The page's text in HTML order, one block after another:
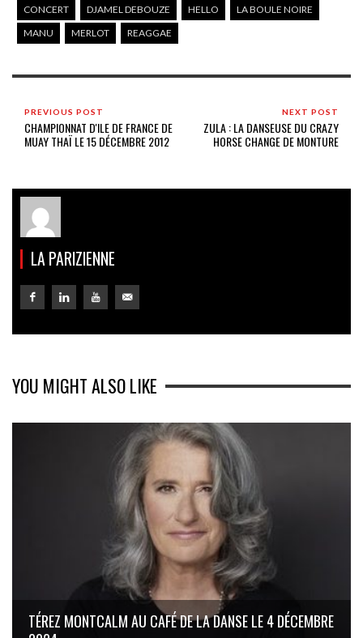
CONCERT DJAMEL DEBOUZE HELLO
LA BOULE NOIRE
MANU
MERLOT REAGGAE
PREVIOUS POST
CHAMPIONNAT D'ILE DE FRANCE DE
MUAY THAÏ LE 15 DÉCEMBRE 2012
NEXT POST
ZULA : LA DANSEUSE DU CRAZY
HORSE CHANGE DE MONTURE
LA PARIZIENNE
YOU MIGHT ALSO LIKE
TÉREZ MONTCALM AU CAFÉ DE LA DANSE LE 4 DÉCEMBRE